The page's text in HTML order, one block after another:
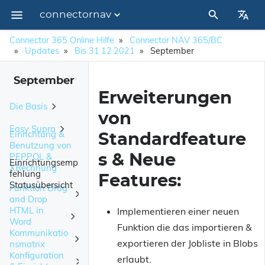
connectornav
Impressum
Connector 365 Online Hilfe
Connector NAV 365/BC
Updates
Bis 31.12.2021 September
September
Die Basis
Die PDF Erzeugung
Das Modul DocImport
Das Modul E-Rechnungs-Import
Easy Supra
Kurzbeschreibung / Überblick
Gewichtung
Kriterien
Funktionsbeschreibung
Auswertungen
Bewertung - Einrichtung
Auszuwertende Daten
Einrichtung &
Benutzung von
PEPPOL &
XRechnung
PEPPOL via Connector 365BC
Versenden via E-Mail
Erstellen einer PEPPOL-XML
XRechnung via Connector 365BC
Vorbereitung
Mögliche Belegarten
Einrichtungsemp
fehlung
Statusübersicht
Funktion Drag
and Drop
Einrichtung
Anwenderbeispiel
HTML in
Word
Datei anlegen
Kommunikatio
nsmatrix
Konfiguration
Erweiterungen
von
Standardfeature
s & Neue
Features:
Implementieren einer neuen
Funktion die das importieren &
exportieren der Jobliste in Blobs
erlaubt.